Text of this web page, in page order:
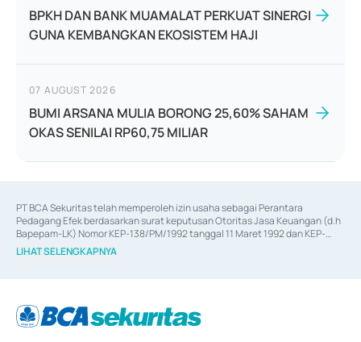
BPKH DAN BANK MUAMALAT PERKUAT SINERGI
GUNA KEMBANGKAN EKOSISTEM HAJI
07 AUGUST 2026
BUMI ARSANA MULIA BORONG 25,60% SAHAM
OKAS SENILAI RP60,75 MILIAR
PT BCA Sekuritas telah memperoleh izin usaha sebagai Perantara
Pedagang Efek berdasarkan surat keputusan Otoritas Jasa Keuangan (d.h
Bapepam-LK) Nomor KEP-138/PM/1992 tanggal 11 Maret 1992 dan KEP-
06/D.04/2014 tanggal 28 Februari 2014, izin usaha sebagai Penjamin Emisi
Efek berdasarkan surat keputusan Otoritas Jasa Keuangan Nomor KEP-
berdasarkan surat keputusan Otoritas Jasa Keuangan Nomor S-
67/PM.21/2017 tanggal 3 Februari 2017, dan beberapa izin usaha lainnya
LIHAT SELENGKAPNYA